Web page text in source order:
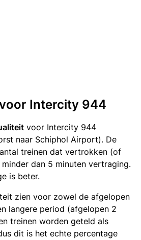
Intercity 944
voor Intercity 944
naar Schiphol Airport). De
treinen dat vertrokken (of
dan 5 minuten vertraging.
is beter.
zien voor zowel de afgelopen
langere period (afgelopen 2
treinen worden geteld als
dit is het echte percentage